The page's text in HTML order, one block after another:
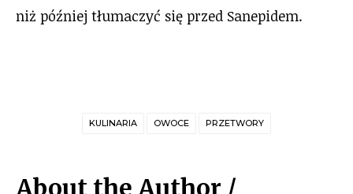
niż później tłumaczyć się przed Sanepidem.
KULINARIA OWOCE PRZETWORY
About the Author /